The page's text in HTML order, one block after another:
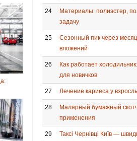
24
Материалы: полиэстер,
задачу
25
Сезонный пик через
вложений
26
Как работает
для новичков
27 Лечение кариеса у
28
Малярный бумажный
применения
29 Таксі Чернівці Київ —